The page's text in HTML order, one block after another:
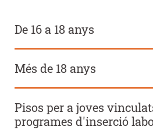
De 16 a 18 anys
Més de 18 anys
Pisos per a joves
programes d'inserció